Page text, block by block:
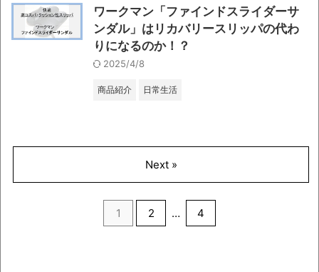
ワークマン「ファインドスライダーサ
ンダル」はリカバリースリッパの代わ
りになるのか！？
2025/4/8
商品紹介 日常生活
1 2 … 4
Next »